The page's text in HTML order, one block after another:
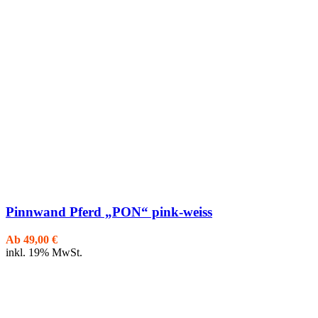
Pinnwand Pferd „PON“ pink-weiss
Ab 49,00 €
inkl. 19% MwSt.